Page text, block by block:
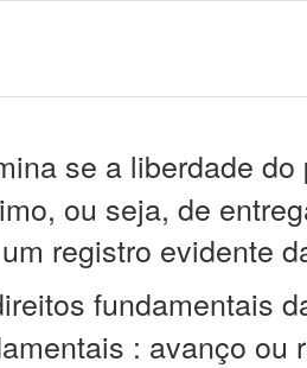
se a liberdade
ou seja, de
registro evidente
fundamentais
: avanço ou